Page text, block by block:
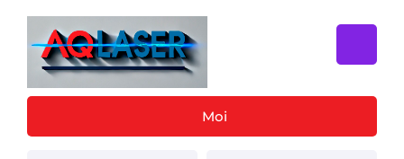
Moi